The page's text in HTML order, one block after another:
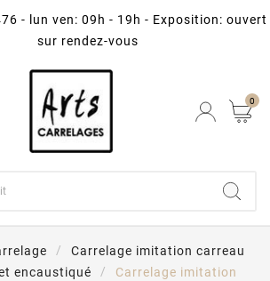
-
lun ven: 09h - 19h - Exposition: ouvert
sur rendez-vous
0
Carrelage imitation carreau
encaustiqué
Carrelage imitation